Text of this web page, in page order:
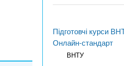
Підготовчі курси
Онлайн-стандарт
ВНТУ